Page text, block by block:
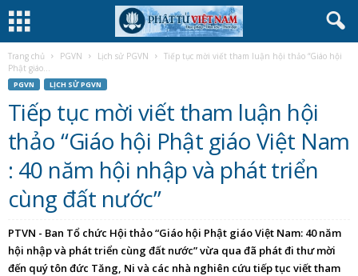
Trang chủ PGVN Lịch sử PGVN
Tiếp tục mời viết tham luận hội thảo “Giáo hội
Phật giáo...
PGVN LỊCH SỬ PGVN
Tiếp tục mời viết tham luận hội
thảo “Giáo hội Phật giáo Việt Nam
: 40 năm hội nhập và phát triển
cùng đất nước”
PTVN - Ban Tổ chức Hội thảo “Giáo hội Phật giáo Việt Nam: 40 năm
hội nhập và phát triển cùng đất nước” vừa qua đã phát đi thư mời
đến quý tôn đức Tăng, Ni và các nhà nghiên cứu tiếp tục viết tham